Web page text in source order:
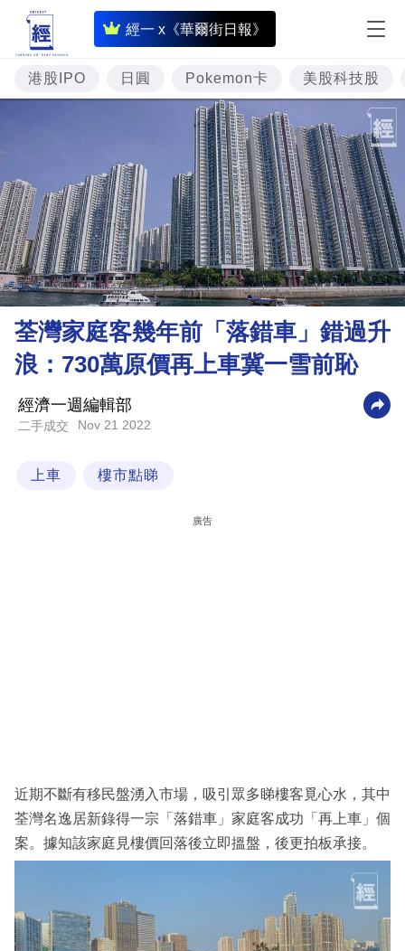
經一 x《華爾街日報》
即
時
財
經
投
資
樓
市
理
財
商
業
科
區
港股IPO 日圓 Pokemon卡 美股科技股
荃灣家庭客幾年前「落錯車」錯過升
浪：730萬原價再上車冀一雪前恥
經濟一週編輯部
二手成交 Nov 21 2022
上車 樓市點睇
廣告
近期不斷有移民盤湧入市場，吸引眾多睇樓客覓心水，其中
荃灣名逸居新錄得一宗「落錯車」家庭客成功「再上車」個
案。據知該家庭見樓價回落後立即搵盤，後更拍板承接。